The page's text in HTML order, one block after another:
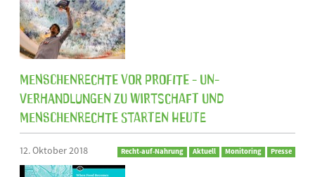
Menschenrechte vor Profite - UN-
Verhandlungen zu Wirtschaft und
Menschenrechte starten heute
12. Oktober 2018 Recht-auf-Nahrung Aktuell Monitoring Presse